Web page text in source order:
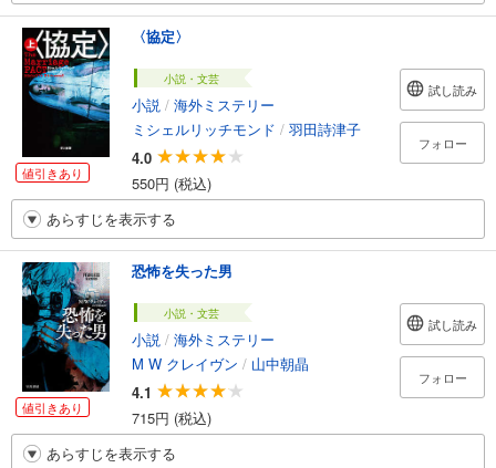
値引きあり
〈協定〉
小説・文芸
小説 / 海外ミステリー
ミシェルリッチモンド / 羽田詩津子
4.0
550円 (税込)
試し読み
フォロー
あらすじを表示する
値引きあり
恐怖を失った男
小説・文芸
小説 / 海外ミステリー
M W クレイヴン / 山中朝晶
4.1
715円 (税込)
試し読み
フォロー
あらすじを表示する